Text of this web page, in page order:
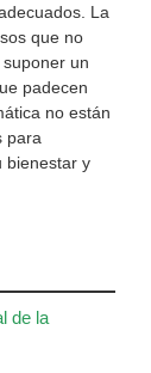
de la
La
que no
un
padecen
no están
para
bienestar y